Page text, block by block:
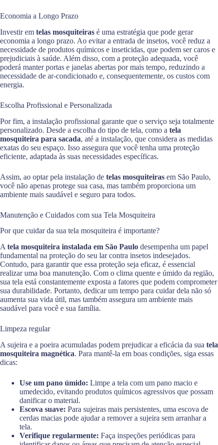
Economia a Longo Prazo
Investir em telas mosquiteiras é uma estratégia que pode gerar
economia a longo prazo. Ao evitar a entrada de insetos, você reduz a
necessidade de produtos químicos e inseticidas, que podem ser caros e
prejudiciais à saúde. Além disso, com a proteção adequada, você
poderá manter portas e janelas abertas por mais tempo, reduzindo a
necessidade de ar-condicionado e, consequentemente, os custos com
energia.
Escolha Profissional e Personalizada
Por fim, a instalação profissional garante que o serviço seja totalmente
personalizado. Desde a escolha do tipo de tela, como a tela
mosquiteira para sacada, até a instalação, que considera as medidas
exatas do seu espaço. Isso assegura que você tenha uma proteção
eficiente, adaptada às suas necessidades específicas.
Assim, ao optar pela instalação de telas mosquiteiras em São Paulo,
você não apenas protege sua casa, mas também proporciona um
ambiente mais saudável e seguro para todos.
Manutenção e Cuidados com sua Tela Mosquiteira
Por que cuidar da sua tela mosquiteira é importante?
A tela mosquiteira instalada em São Paulo desempenha um papel
fundamental na proteção do seu lar contra insetos indesejados.
Contudo, para garantir que essa proteção seja eficaz, é essencial
realizar uma boa manutenção. Com o clima quente e úmido da região,
sua tela está constantemente exposta a fatores que podem comprometer
sua durabilidade. Portanto, dedicar um tempo para cuidar dela não só
aumenta sua vida útil, mas também assegura um ambiente mais
saudável para você e sua família.
Limpeza regular
A sujeira e a poeira acumuladas podem prejudicar a eficácia da sua tela
mosquiteira magnética. Para mantê-la em boas condições, siga essas
dicas:
Use um pano úmido: Limpe a tela com um pano macio e
umedecido, evitando produtos químicos agressivos que possam
danificar o material.
Escova suave: Para sujeiras mais persistentes, uma escova de
cerdas macias pode ajudar a remover a sujeira sem arranhar a
tela.
Verifique regularmente: Faça inspeções periódicas para